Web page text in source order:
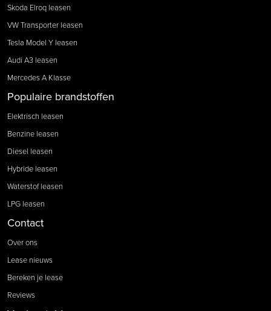
Skoda Elroq leasen
VW Transporter leasen
Tesla Model Y leasen
Audi A3 leasen
Mercedes A Klasse
Populaire brandstoffen
Elektrisch leasen
Benzine leasen
Diesel leasen
Hybride leasen
Waterstof leasen
LPG leasen
Contact
Over ons
Lease nieuws
Bereken je lease
Reviews